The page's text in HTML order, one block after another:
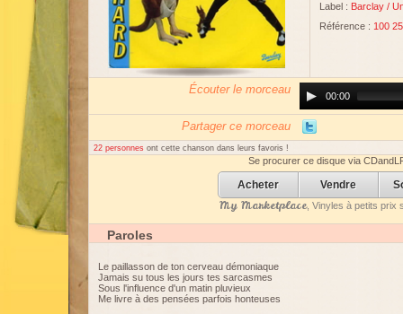
Label : Barclay /
Référence : 100
Écouter le morceau
Player00:00
Partager ce morceau
22 personnes ont cette chanson dans leurs favoris !
Se procurer ce disque via
Acheter Vendre
My Marketplace, Vinyles à petits prix
Paroles
Le paillasson de ton cerveau démoniaque
Jamais su tous les jours tes sarcasmes
Sous l'influence d'un matin pluvieux
Me livre à des pensées parfois honteuses